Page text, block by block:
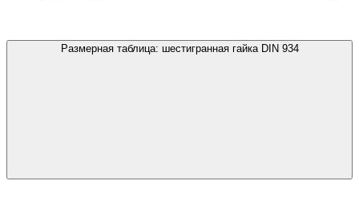
Размерная таблица: шестигранная гайка DIN 934